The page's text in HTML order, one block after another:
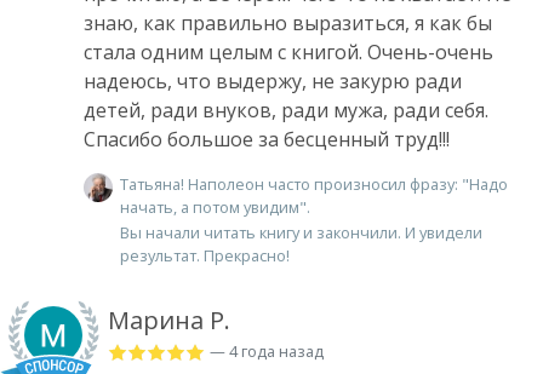
знаю, как правильно выразиться, я как бы
стала одним целым с книгой. Очень-очень
надеюсь, что выдержу, не закурю ради
детей, ради внуков, ради мужа, ради себя.
Спасибо большое за бесценный труд!!!
Татьяна! Наполеон часто произносил фразу: "Надо
начать, а потом увидим".
Вы начали читать книгу и закончили. И увидели
результат. Прекрасно!
Марина Р.
— 4 года назад